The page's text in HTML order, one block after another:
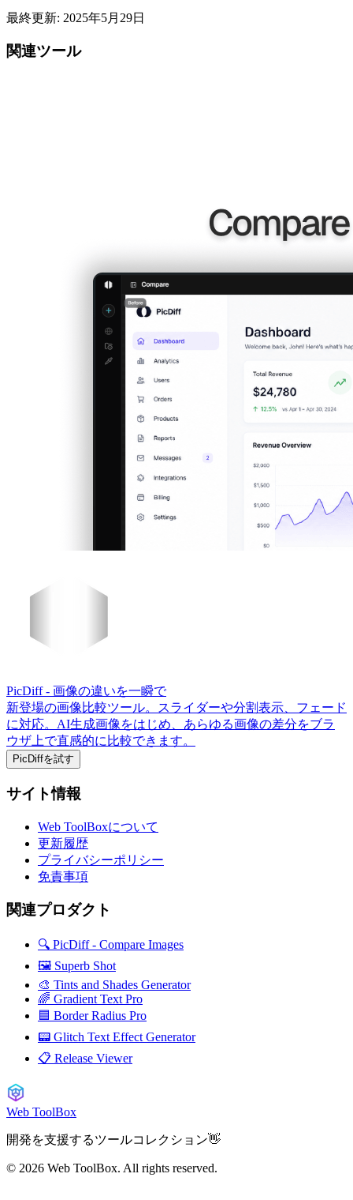
最終更新: 2025年5月29日
関連ツール
PicDiff- 画像の違いを一瞬で
新登場の画像比較ツール。スライダーや分割表示、フェード
に対応。AI生成画像をはじめ、あらゆる画像の差分をブラ
ウザ上で直感的に比較できます。
PicDiffを試す
サイト情報
Web ToolBoxについて
更新履歴
プライバシーポリシー
免責事項
関連プロダクト
🔍 PicDiff - Compare Images
🖼️ Superb Shot
🎨 Tints and Shades Generator
🌈 Gradient Text Pro
🟦 Border Radius Pro
📟 Glitch Text Effect Generator
📋 Release Viewer
Web ToolBox
開発を支援するツールコレクション👋
© 2026 Web ToolBox. All rights reserved.